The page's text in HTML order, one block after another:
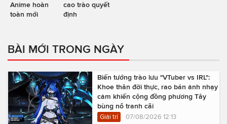
Anime hoàn
toàn mới
cao trào quyết
định
BÀI MỚI TRONG NGÀY
Biến tướng trào lưu "VTuber vs IRL":
Khoe thân đời thực, rao bán ảnh nhạy
cảm khiến cộng đồng phương Tây
bùng nổ tranh cãi
Giải trí 07/08/2026 12:13